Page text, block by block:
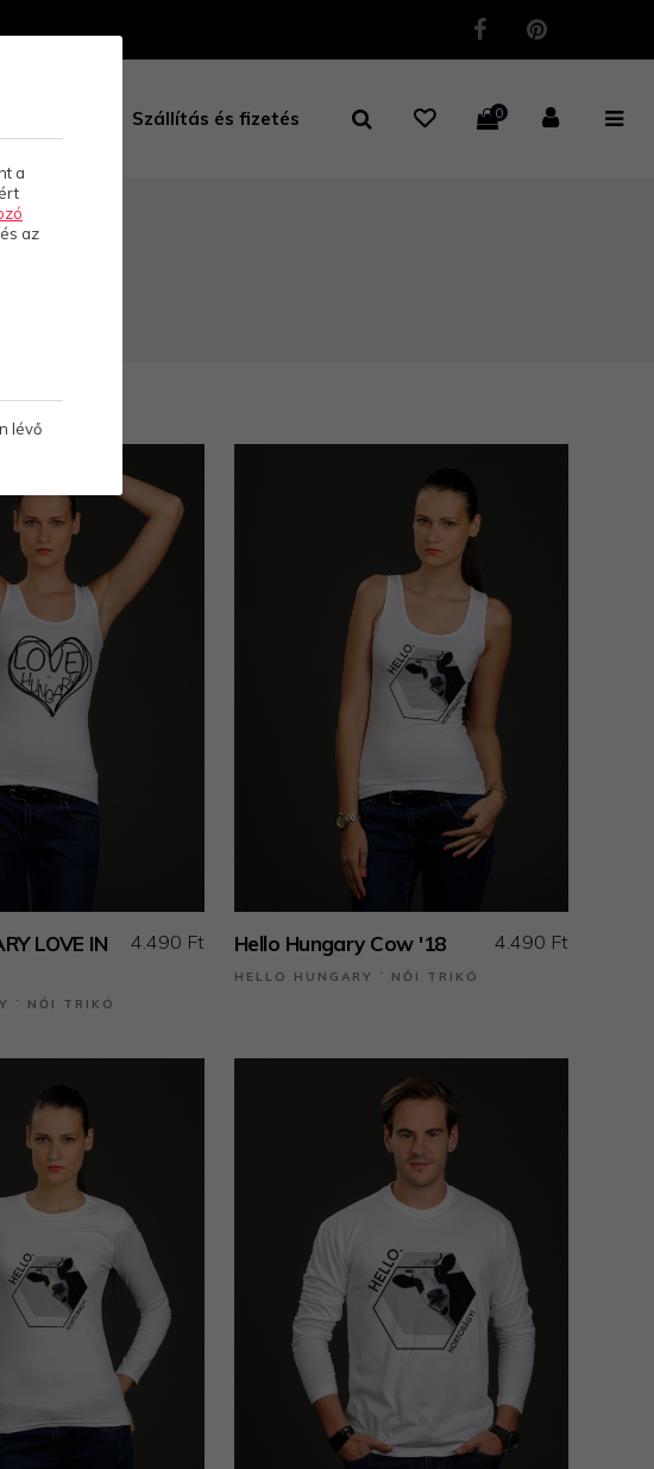
Szállítás és fizetés 0
LOVE IN
˙ NŐI TRIKÓ
4.490 Ft Hello Hungary Cow '18
HELLO HUNGARY ˙ NŐI TRIKÓ
4.490 Ft
a
az
lévő